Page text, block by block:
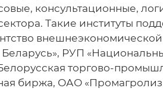
консультационные,
Такие институты
РУП
торгово-
биржа, ОАО